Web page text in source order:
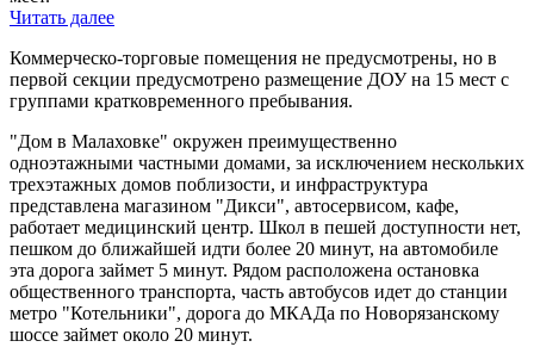
Читать далее
Коммерческо-торговые помещения не предусмотрены, но в
первой секции предусмотрено размещение ДОУ на 15 мест с
группами кратковременного пребывания.
"Дом в Малаховке" окружен преимущественно
одноэтажными частными домами, за исключением нескольких
трехэтажных домов поблизости, и инфраструктура
представлена магазином "Дикси", автосервисом, кафе,
работает медицинский центр. Школ в пешей доступности нет,
пешком до ближайшей идти более 20 минут, на автомобиле
эта дорога займет 5 минут. Рядом расположена остановка
общественного транспорта, часть автобусов идет до станции
метро "Котельники", дорога до МКАДа по Новорязанскому
шоссе займет около 20 минут.